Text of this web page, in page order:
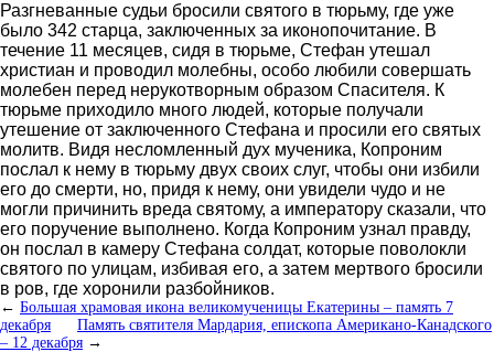
Разгневанные судьи бросили святого в тюрьму, где уже
было 342 старца, заключенных за иконопочитание. В
течение 11 месяцев, сидя в тюрьме, Стефан утешал
христиан и проводил молебны, особо любили совершать
молебен перед нерукотворным образом Спасителя. К
тюрьме приходило много людей, которые получали
утешение от заключенного Стефана и просили его святых
молитв. Видя несломленный дух мученика, Копроним
послал к нему в тюрьму двух своих слуг, чтобы они избили
его до смерти, но, придя к нему, они увидели чудо и не
могли причинить вреда святому, а императору сказали, что
его поручение выполнено. Когда Копроним узнал правду,
он послал в камеру Стефана солдат, которые поволокли
святого по улицам, избивая его, а затем мертвого бросили
в ров, где хоронили разбойников.
← Большая храмовая икона великомученицы Екатерины – память 7
декабря
Память святителя Мардария, епископа Американо-Канадского
– 12 декабря →